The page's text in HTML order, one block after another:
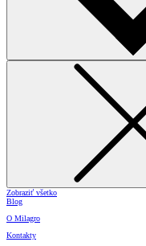
Zobraziť všetko
Blog
O Milagro
Kontakty